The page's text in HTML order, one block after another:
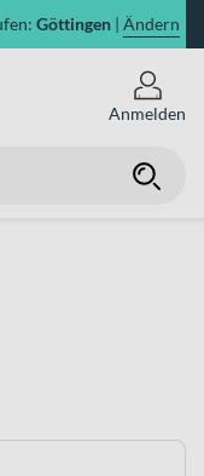
Göttingen | Ändern
Anmelden